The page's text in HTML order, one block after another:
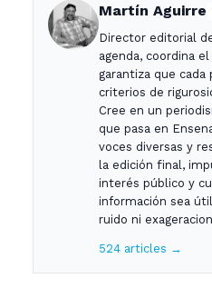
Martín Aguirre
Director editorial
agenda, coordina
garantiza que
criterios de
Cree en un
que pasa en
voces diversas y
la edición final,
interés público y
información sea
ruido ni
524 articles →